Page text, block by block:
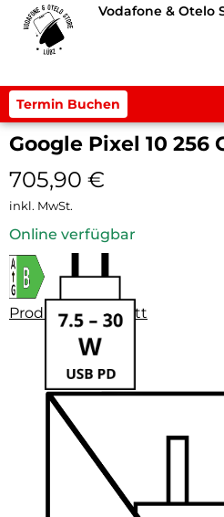
Vodafone & Otelo
Termin Buchen
Google Pixel 10 256
705,90 €
inkl. MwSt.
Online verfügbar
Produktdatenblatt